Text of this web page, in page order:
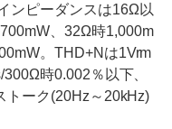
ンピーダンスは16Ω以
、32Ω時1,000m
。THD+Nは1Vrm
時0.002％以下、
トーク(20Hz～20kHz)